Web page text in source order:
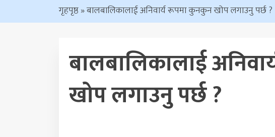
गृहपृष्ठ»बालबालिकालाई अनिवार्य रूपमा कुनकुन खोप लगाउनु पर्छ ?
बालबालिकालाई
खोप लगाउनु पर्छ ?